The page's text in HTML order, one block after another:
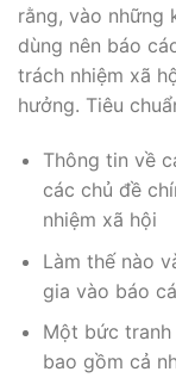
rằng, vào những
dùng nên báo
trách nhiệm xã
hưởng. Tiêu
Thông tin về
các chủ đề
nhiệm xã hội
Làm thế nào
gia vào báo
Một bức tranh
bao gồm cả